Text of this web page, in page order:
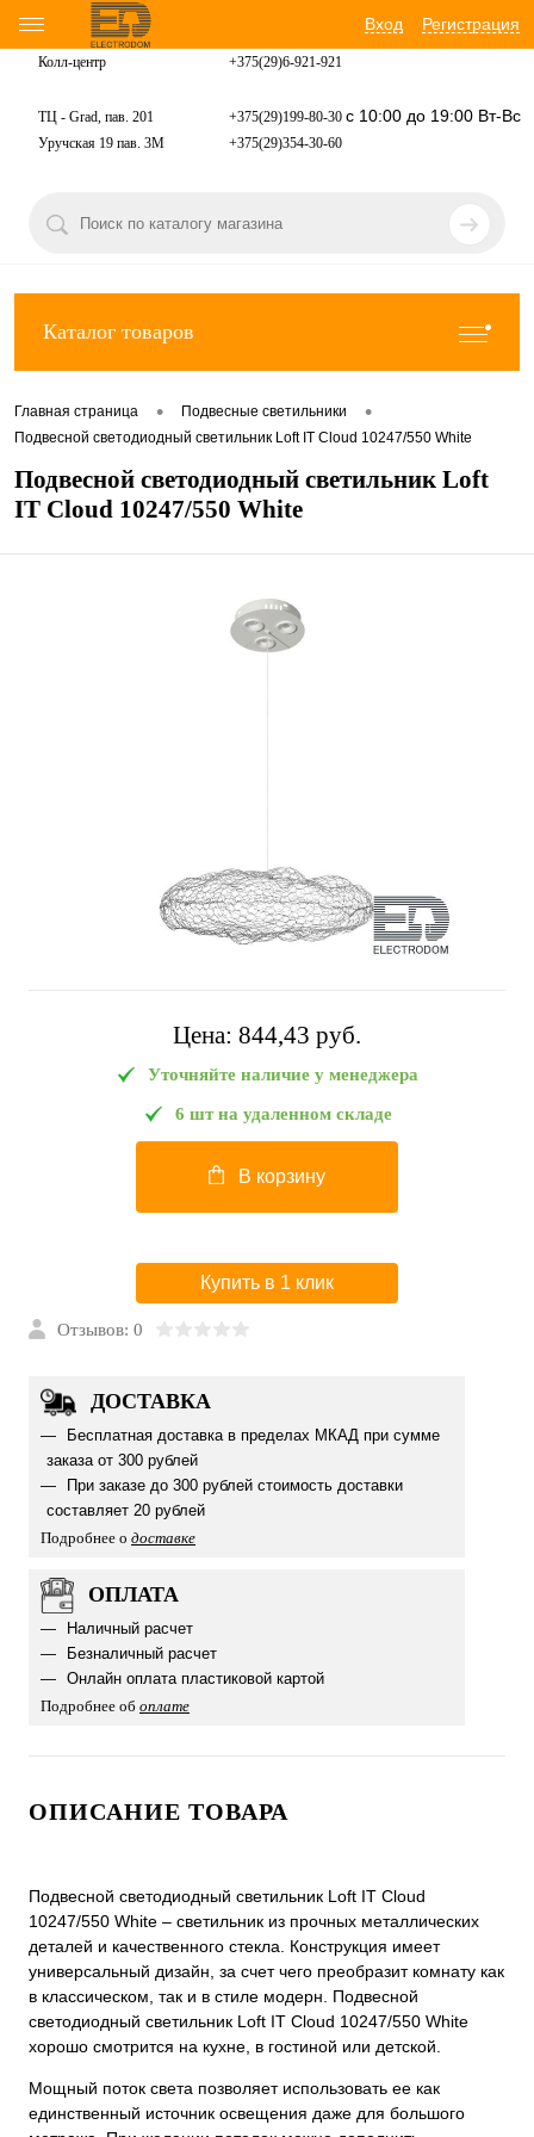
Вход Регистрация
Колл-центр +375(29)6-921-921
ТЦ - Grad, пав. 201 +375(29)199-80-30 с 10:00 до 19:00 Вт-Вс
Уручская 19 пав. 3М +375(29)354-30-60
Каталог товаров
Главная страница • Подвесные светильники •
Подвесной светодиодный светильник Loft IT Cloud 10247/550 White
Подвесной светодиодный светильник Loft
IT Cloud 10247/550 White
Цена: 844,43 pуб.
Уточняйте наличие у менеджера
6 шт на удаленном складе
В корзину
Купить в 1 клик
Отзывов: 0
ДОСТАВКА
Бесплатная доставка в пределах МКАД при сумме
заказа от 300 рублей
При заказе до 300 рублей стоимость доставки
составляет 20 рублей
Подробнее о доставке
ОПЛАТА
Наличный расчет
Безналичный расчет
Онлайн оплата пластиковой картой
Подробнее об оплате
ОПИСАНИЕ ТОВАРА
Подвесной светодиодный светильник Loft IT Cloud
10247/550 White – светильник из прочных металлических
деталей и качественного стекла. Конструкция имеет
универсальный дизайн, за счет чего преобразит комнату как
в классическом, так и в стиле модерн. Подвесной
светодиодный светильник Loft IT Cloud 10247/550 White
хорошо смотрится на кухне, в гостиной или детской.
Мощный поток света позволяет использовать ее как
единственный источник освещения даже для большого